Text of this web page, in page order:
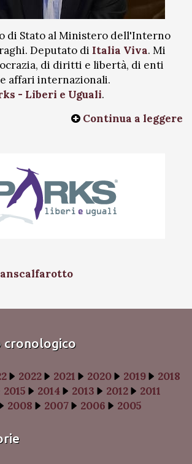
di Stato al Ministero dell'Interno
Deputato di Italia Viva. Mi
di diritti e libertà, di enti
affari internazionali.
- Liberi e Uguali.
Continua a leggere
cronologico
2022 2021 2020 2019
2018
2015 2014 2013 2012
2011
2008 2007 2006 2005